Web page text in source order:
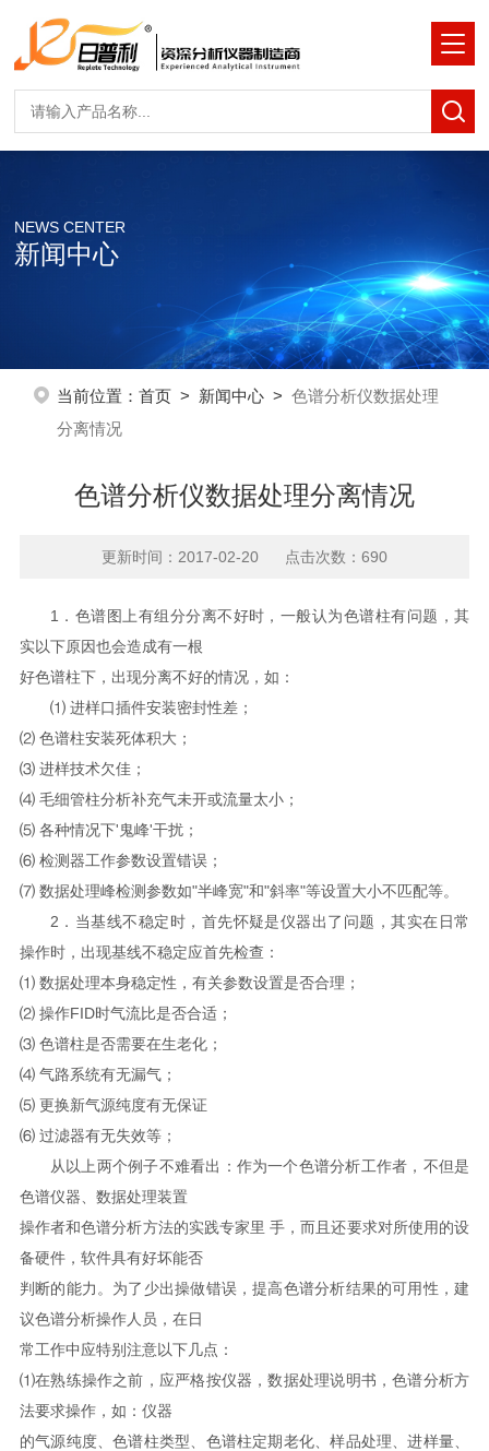
NEWS CENTER
新闻中心
当前位置： 首页> 新闻中心> 色谱分析仪数据处理
分离情况
色谱分析仪数据处理分离情况
更新时间：2017-02-20 点击次数：690
1．色谱图上有组分分离不好时，一般认为色谱柱有问题，其
实以下原因也会造成有一根
好色谱柱下，出现分离不好的情况，如：
⑴ 进样口插件安装密封性差；
⑵ 色谱柱安装死体积大；
⑶ 进样技术欠佳；
⑷ 毛细管柱分析补充气未开或流量太小；
⑸ 各种情况下'鬼峰'干扰；
⑹ 检测器工作参数设置错误；
⑺ 数据处理峰检测参数如"半峰宽"和"斜率"等设置大小不匹配等。
2．当基线不稳定时，首先怀疑是仪器出了问题，其实在日常
操作时，出现基线不稳定应首先检查：
⑴ 数据处理本身稳定性，有关参数设置是否合理；
⑵ 操作FID时气流比是否合适；
⑶ 色谱柱是否需要在生老化；
⑷ 气路系统有无漏气；
⑸ 更换新气源纯度有无保证
⑹ 过滤器有无失效等；
从以上两个例子不难看出：作为一个色谱分析工作者，不但是
色谱仪器、数据处理装置
操作者和色谱分析方法的实践专家里 手，而且还要求对所使用的设
备硬件，软件具有好坏能否
判断的能力。为了少出操做错误，提高色谱分析结果的可用性，建
议色谱分析操作人员，在日
常工作中应特别注意以下几点：
⑴在熟练操作之前，应严格按仪器，数据处理说明书，色谱分析方
法要求操作，如：仪器
的气源纯度、色谱柱类型、色谱柱定期老化、样品处理、进样量、